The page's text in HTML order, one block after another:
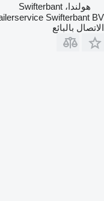
هولندا، Swifterbant
Swifterbant BV
الاتصال بالبائع